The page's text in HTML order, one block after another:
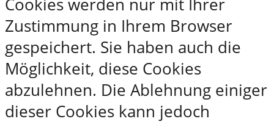
Cookies werden nur mit Ihrer
Zustimmung in Ihrem Browser
gespeichert. Sie haben auch die
Möglichkeit, diese Cookies
abzulehnen. Die Ablehnung einiger
dieser Cookies kann jedoch